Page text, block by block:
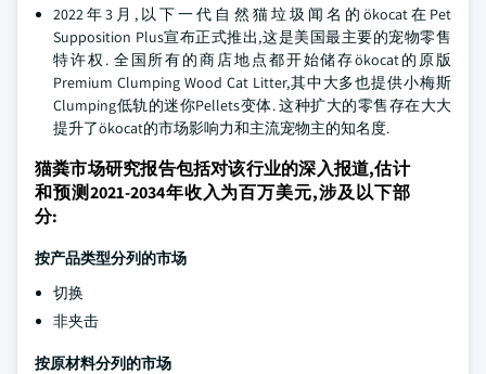
2022年3月,以下一代自然猫垃圾闻名的ökocat在Pet
Supposition Plus宣布正式推出,这是美国最主要的宠物零售
特许权. 全国所有的商店地点都开始储存ökocat的原版
Premium Clumping Wood Cat Litter,其中大多也提供小梅斯
Clumping低轨的迷你Pellets变体. 这种扩大的零售存在大大
提升了ökocat的市场影响力和主流宠物主的知名度.
猫粪市场研究报告包括对该行业的深入报道,估计
和预测2021-2034年收入为百万美元,涉及以下部
分:
按产品类型分列的市场
切换
非夹击
按原材料分列的市场